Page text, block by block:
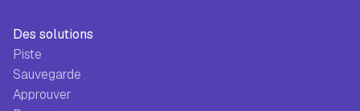
Des solutions
Piste
Sauvegarde
Approuver